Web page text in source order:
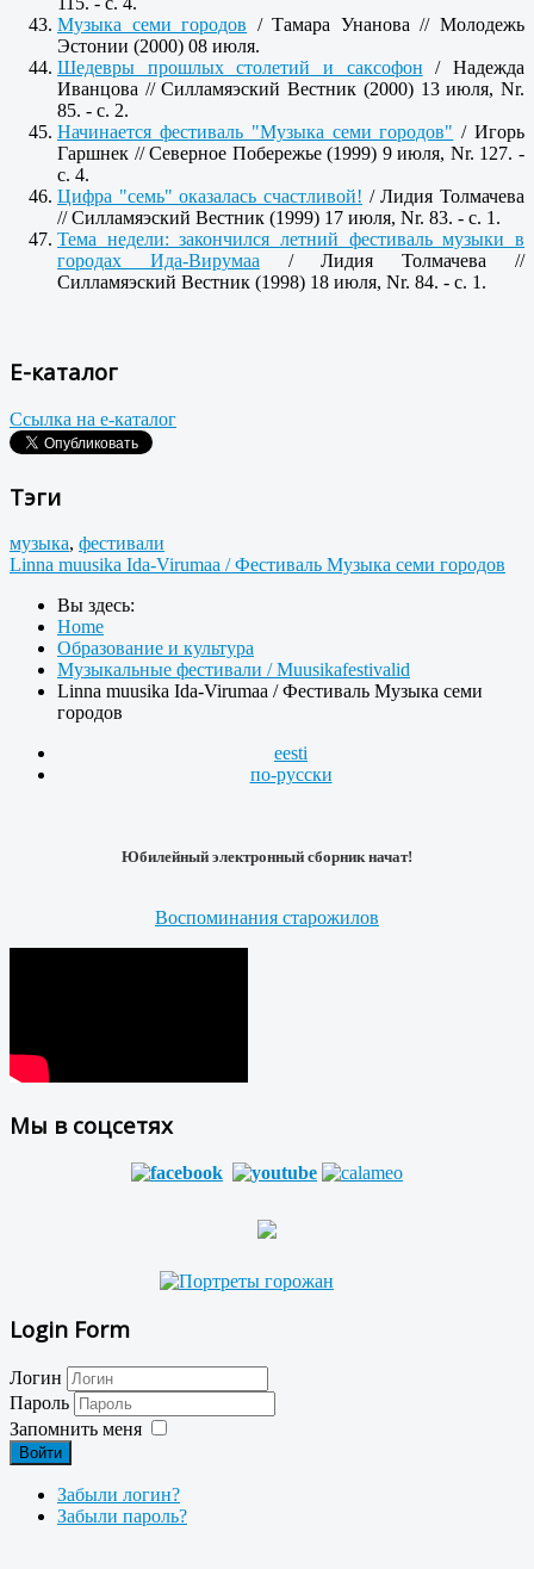
Музыка семи городов / Тамара Унанова // Молодежь
Эстонии (2000) 08 июля.
Шедевры прошлых столетий и саксофон / Надежда
Иванцова // Силламяэский Вестник (2000) 13 июля, Nr.
85. - c. 2.
Начинается фестиваль "Музыка семи городов" / Игорь
Гаршнек // Северное Побережье (1999) 9 июля, Nr. 127. -
c. 4.
Цифра "семь" оказалась счастливой! / Лидия Толмачева
// Силламяэский Вестник (1999) 17 июля, Nr. 83. - c. 1.
Тема недели: закончился летний фестиваль музыки в
городах Ида-Вирумаа/ Лидия Толмачева //
Силламяэский Вестник (1998) 18 июля, Nr. 84. - c. 1.
Е-каталог
Ссылка на е-каталог
Тэги
музыка, фестивали
Linna muusika Ida-Virumaa / Фестиваль Музыка семи городов
Вы здесь:
Home
Образование и культура
Музыкальные фестивали / Muusikafestivalid
Linna muusika Ida-Virumaa / Фестиваль Музыка семи
городов
eesti
по-русски
Юбилейный электронный сборник начат!
Воспоминания старожилов
Мы в соцсетях
Login Form
Логин
Пароль
Запомнить меня
Войти
Забыли логин?
Забыли пароль?